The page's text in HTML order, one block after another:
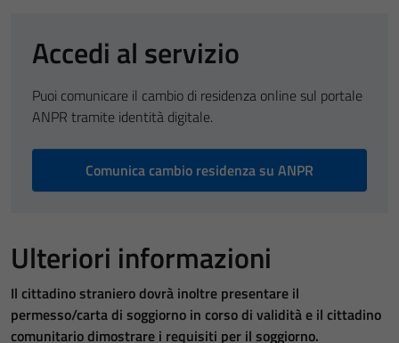
Accedi al servizio
Puoi comunicare il cambio di residenza online sul portale
ANPR tramite identità digitale.
Comunica cambio residenza su ANPR
Ulteriori informazioni
Il cittadino straniero dovrà inoltre presentare il
permesso/carta di soggiorno in corso di validità e il cittadino
comunitario dimostrare i requisiti per il soggiorno.